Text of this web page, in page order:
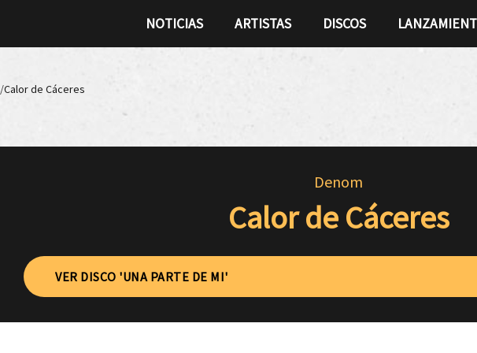
NOTICIAS ARTISTAS DISCOS
/Calor de Cáceres
Denom
Calor de Cáceres
VER DISCO 'UNA PARTE DE MI'